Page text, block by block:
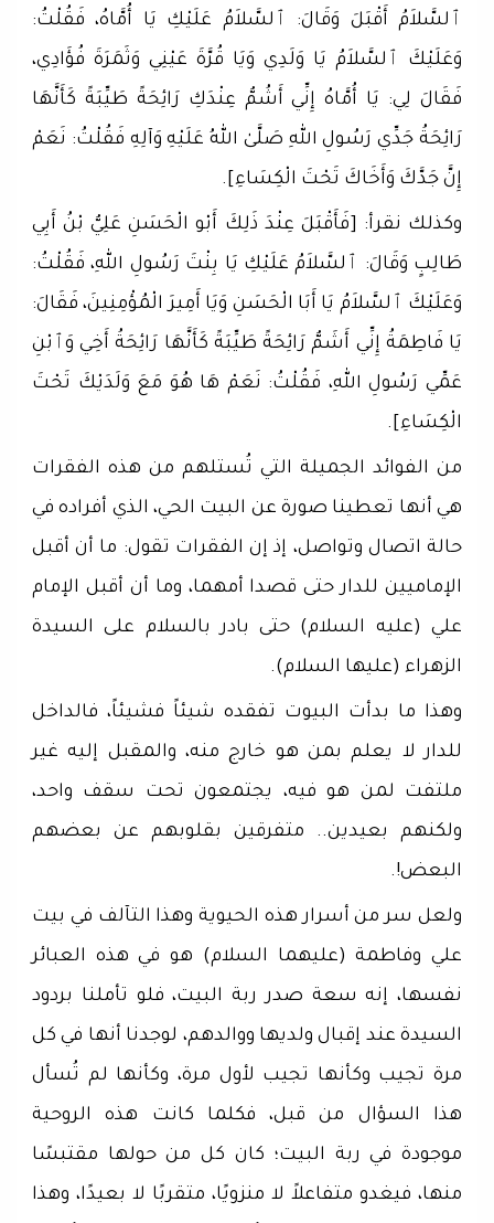
ٱلسَّلاَمُ أَقْبَلَ وَقَالَ: ٱلسَّلاَمُ عَلَيْكِ يَا أُمَّاهُ، فَقُلْتُ:
وَعَلَيْكَ ٱلسَّلاَمُ يَا وَلَدِي وَيَا قُرَّةَ عَيْنِي وَثَمَرَةَ فُؤَادِي،
فَقَالَ لِي: يَا أُمَّاهُ إِنِّي أَشُمُّ عِنْدَكِ رَائِحَةً طَيِّبَةً كَأَنَّهَا
رَائِحَةُ جَدِّي رَسُولِ اللهِ صَلَّىٰ اللهُ عَلَيْهِ وَآلِهِ فَقُلْتُ: نَعَمْ
إِنَّ جَدَّكَ وَأَخَاكَ تَحْتَ الْكِسَاءِ].
وكذلك نقرأ: [فَأَقْبَلَ عِنْدَ ذَلِكَ أَبْو الْحَسَنِ عَلِيُّ بْنُ أَبِي
طَالِبٍ وَقَالَ: ٱلسَّلاَمُ عَلَيْكِ يَا بِنْتَ رَسُولِ اللهِ، فَقُلْتُ:
وَعَلَيْكَ ٱلسَّلاَمُ يَا أَبَا الْحَسَنِ وَيَا أَمِيرَ الْمُؤْمِنِينَ، فَقَالَ:
يَا فَاطِمَةُ إِنِّي أَشَمُّ رَائِحَةً طَيِّبَةً كَأَنَّهَا رَائِحَةُ أَخِي وَٱبْنِ
عَمِّي رَسُولِ اللهِ، فَقُلْتُ: نَعَمْ هَا هُوَ مَعَ وَلَدَيْكَ تَحْتَ
الْكِسَاءِ].
من الفوائد الجميلة التي تُستلهم من هذه الفقرات
هي أنها تعطينا صورة عن البيت الحي، الذي أفراده في
حالة اتصال وتواصل، إذ إن الفقرات تقول: ما أن أقبل
الإماميين للدار حتى قصدا أمهما، وما أن أقبل الإمام
علي (عليه السلام) حتى بادر بالسلام على السيدة
الزهراء (عليها السلام).
وهذا ما بدأت البيوت تفقده شيئاً فشيئاً، فالداخل
للدار لا يعلم بمن هو خارج منه، والمقبل إليه غير
ملتفت لمن هو فيه، يجتمعون تحت سقف واحد،
ولكنهم بعيدين.. متفرقين بقلوبهم عن بعضهم
البعض!.
ولعل سر من أسرار هذه الحيوية وهذا التآلف في بيت
علي وفاطمة (عليهما السلام) هو في هذه العبائر
نفسها، إنه سعة صدر ربة البيت، فلو تأملنا بردود
السيدة عند إقبال ولديها ووالدهم، لوجدنا أنها في كل
مرة تجيب وكأنها تجيب لأول مرة، وكأنها لم تُسأل
هذا السؤال من قبل، فكلما كانت هذه الروحية
موجودة في ربة البيت؛ كان كل من حولها مقتبسًا
منها، فيغدو متفاعلاً لا منزويًا، متقربًا لا بعيدًا، وهذا